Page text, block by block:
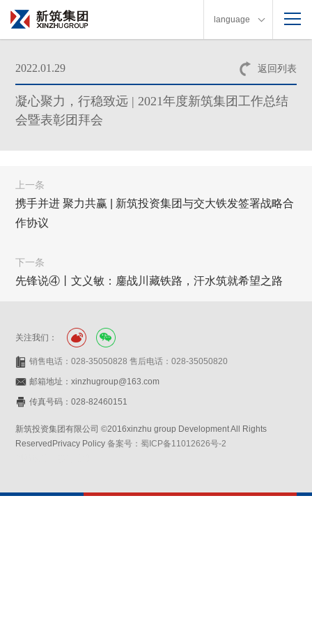
language
返回列表
2022.01.29
凝心聚力，行稳致远 | 2021年度新筑集团工作总结
会暨表彰团拜会
上一条
携手并进 聚力共赢 | 新筑投资集团与交大铁发签署战略合
作协议
下一条
先锋说④丨文义敏：鏖战川藏铁路，汗水筑就希望之路
关注我们：
销售电话：028-35050828 售后电话：028-35050820
邮箱地址：xinzhugroup@163.com
传真号码：028-82460151
新筑投资集团有限公司 ©2016xinzhu group Development All Rights
ReservedPrivacy Policy备案号：蜀ICP备11012626号-2